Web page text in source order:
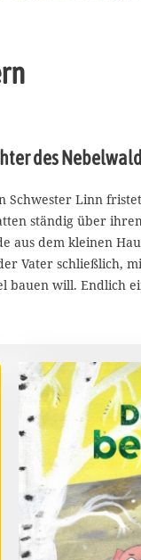
des
Linn
ständig über
aus dem kleinen
Vater schließlich,
bauen will. Endlich